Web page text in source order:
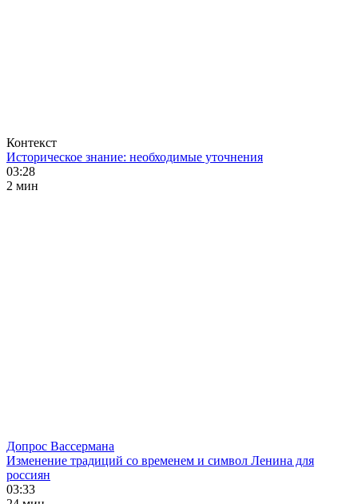
Контекст
Историческое знание: необходимые уточнения
03:28
2 мин
Допрос Вассермана
Изменение традиций со временем и символ Ленина для
россиян
03:33